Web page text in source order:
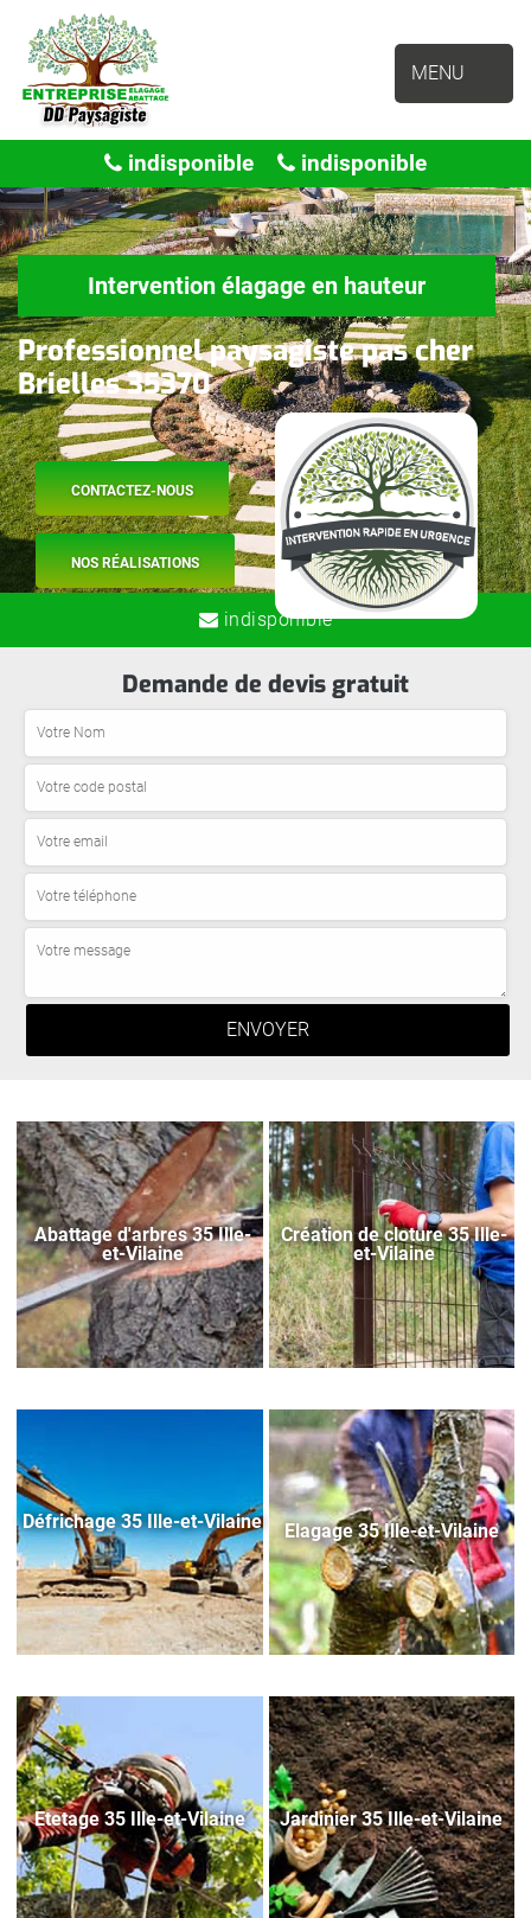
MENU
indisponible indisponible
Intervention élagage en hauteur
Professionnel paysagiste pas cher
Brielles 35370
CONTACTEZ-NOUS
NOS RÉALISATIONS
indisponible
Demande de devis gratuit
Abattage d'arbres 35 Ille-
et-Vilaine
Création de cloture 35 Ille-
et-Vilaine
Défrichage 35 Ille-et-Vilaine Elagage 35 Ille-et-Vilaine
Etetage 35 Ille-et-Vilaine Jardinier 35 Ille-et-Vilaine